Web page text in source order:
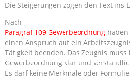
Die Steigerungen zögen den Text ins
Nach
Paragraf 109 Gewerbeordnung
einen Anspruch auf ein
Tätigkeit beenden. Das Zeugnis muss
Gewerbeordnung klar und
Es darf keine Merkmale oder